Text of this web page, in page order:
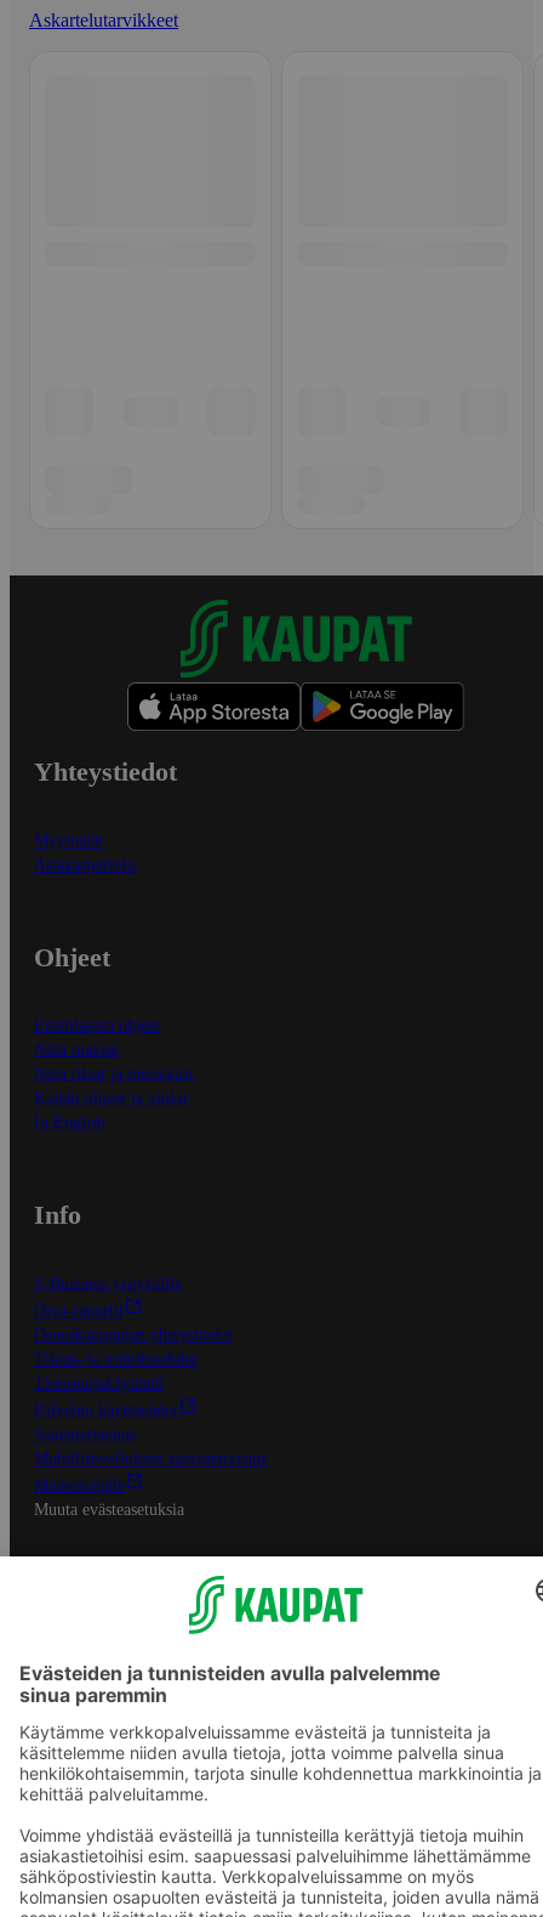
Askartelutarvikkeet
Yhteystiedot
Myymälät
Asiakaspalvelu
Ohjeet
Ensitilaajan ohjeet
Näin maksat
Näin tilaat ja muokkaat
Kaikki ohjeet ja vinkit
In English
Info
S-Business yrityksille
Oiva-raportit
Osuuskauppojen yhteystiedot
Tilaus- ja toimitusehdot
Tietosuojakäytäntö
Palvelun käyttöehdot
Saavutettavuus
Mobiilisovelluksen saavutettavuus
Mainostajalle
Muuta evästeasetuksia
S-ryhmän palvelut
S-ryhmä
Asiakasomistajuus
Yhteishyvä Ruoka -sovellus
S-ostoslista -sovellus
Prisma.fi
Sokos.fi
S-Pankki
Yhteishyvä
Sokos Hotels
Raflaamo